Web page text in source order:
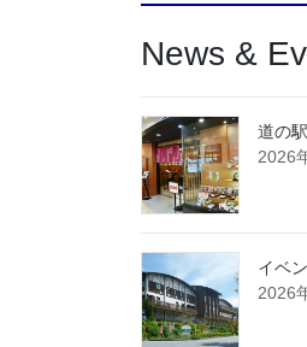
News &
道の
2026
イベ
2026